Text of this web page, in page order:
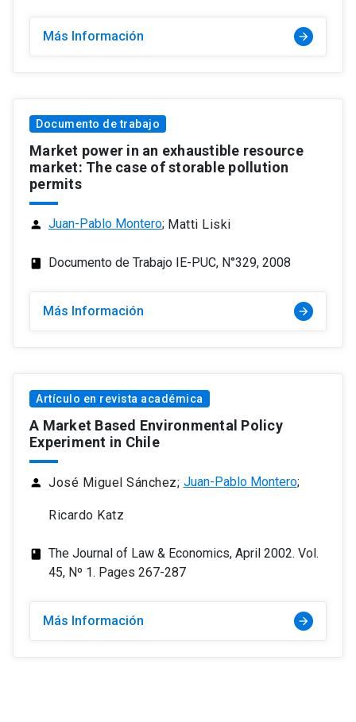
Más Información arrow_forward
Documento de trabajo
Market power in an exhaustible resource
market: The case of storable pollution
permits
person Juan-Pablo Montero; Matti Liski
class Documento de Trabajo IE-PUC, N°329, 2008
Más Información arrow_forward
Artículo en revista académica
A Market Based Environmental Policy
Experiment in Chile
person José Miguel Sánchez; Juan-Pablo Montero;
Ricardo Katz
class
The Journal of Law & Economics, April 2002. Vol.
45, Nº 1. Pages 267-287
Más Información arrow_forward